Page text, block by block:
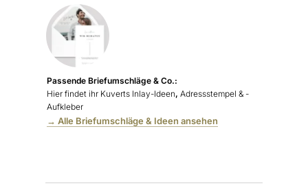
Passende Briefumschläge & Co.:
Hier findet ihr Kuverts Inlay-Ideen, Adressstempel & -
Aufkleber
→ Alle Briefumschläge & Ideen ansehen